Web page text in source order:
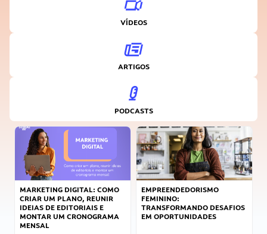
VÍDEOS
ARTIGOS
PODCASTS
MARKETING DIGITAL: COMO
CRIAR UM PLANO, REUNIR
IDEIAS DE EDITORIAIS E
MONTAR UM CRONOGRAMA
MENSAL
EMPREENDEDORISMO
FEMININO:
TRANSFORMANDO DESAFIOS
EM OPORTUNIDADES